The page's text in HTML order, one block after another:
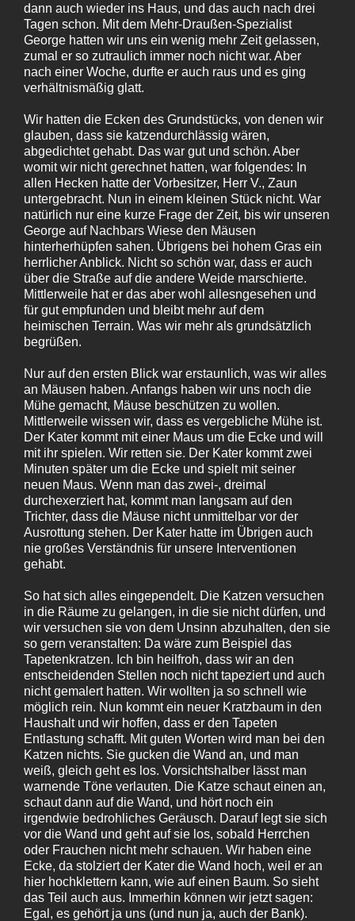
dann auch wieder ins Haus, und das auch nach drei
Tagen schon. Mit dem Mehr-Draußen-Spezialist
George hatten wir uns ein wenig mehr Zeit gelassen,
zumal er so zutraulich immer noch nicht war. Aber
nach einer Woche, durfte er auch raus und es ging
verhältnismäßig glatt.
Wir hatten die Ecken des Grundstücks, von denen wir
glauben, dass sie katzendurchlässig wären,
abgedichtet gehabt. Das war gut und schön. Aber
womit wir nicht gerechnet hatten, war folgendes: In
allen Hecken hatte der Vorbesitzer, Herr V., Zaun
untergebracht. Nun in einem kleinen Stück nicht. War
natürlich nur eine kurze Frage der Zeit, bis wir unseren
George auf Nachbars Wiese den Mäusen
hinterherhüpfen sahen. Übrigens bei hohem Gras ein
herrlicher Anblick. Nicht so schön war, dass er auch
über die Straße auf die andere Weide marschierte.
Mittlerweile hat er das aber wohl allesngesehen und
für gut empfunden und bleibt mehr auf dem
heimischen Terrain. Was wir mehr als grundsätzlich
begrüßen.
Nur auf den ersten Blick war erstaunlich, was wir alles
an Mäusen haben. Anfangs haben wir uns noch die
Mühe gemacht, Mäuse beschützen zu wollen.
Mittlerweile wissen wir, dass es vergebliche Mühe ist.
Der Kater kommt mit einer Maus um die Ecke und will
mit ihr spielen. Wir retten sie. Der Kater kommt zwei
Minuten später um die Ecke und spielt mit seiner
neuen Maus. Wenn man das zwei‑, dreimal
durchexerziert hat, kommt man langsam auf den
Trichter, dass die Mäuse nicht unmittelbar vor der
Ausrottung stehen. Der Kater hatte im Übrigen auch
nie großes Verständnis für unsere Interventionen
gehabt.
So hat sich alles eingependelt. Die Katzen versuchen
in die Räume zu gelangen, in die sie nicht dürfen, und
wir versuchen sie von dem Unsinn abzuhalten, den sie
so gern veranstalten: Da wäre zum Beispiel das
Tapetenkratzen. Ich bin heilfroh, dass wir an den
entscheidenden Stellen noch nicht tapeziert und auch
nicht gemalert hatten. Wir wollten ja so schnell wie
möglich rein. Nun kommt ein neuer Kratzbaum in den
Haushalt und wir hoffen, dass er den Tapeten
Entlastung schafft. Mit guten Worten wird man bei den
Katzen nichts. Sie gucken die Wand an, und man
weiß, gleich geht es los. Vorsichtshalber lässt man
warnende Töne verlauten. Die Katze schaut einen an,
schaut dann auf die Wand, und hört noch ein
irgendwie bedrohliches Geräusch. Darauf legt sie sich
vor die Wand und geht auf sie los, sobald Herrchen
oder Frauchen nicht mehr schauen. Wir haben eine
Ecke, da stolziert der Kater die Wand hoch, weil er an
hier hochklettern kann, wie auf einen Baum. So sieht
das Teil auch aus. Immerhin können wir jetzt sagen:
Egal, es gehört ja uns (und nun ja, auch der Bank).